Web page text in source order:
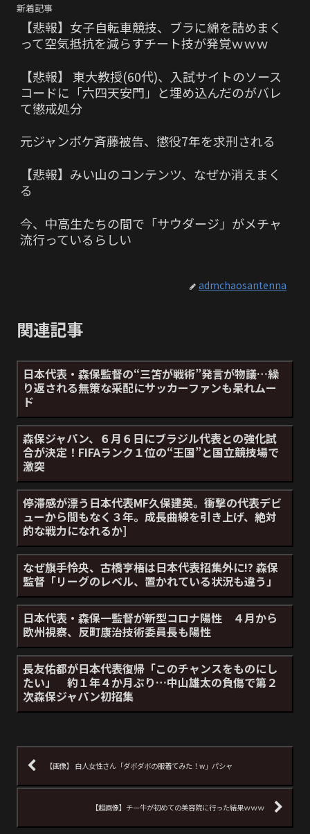
新着記事
【悲報】女子自転車競技、ブラに綿を詰めまく
って空気抵抗を減らすチート技が発覚ｗｗｗ
【悲報】 東大教授(60代)、入試サイトのソース
コードに「六四天安門」と埋め込んだのがバレ
て懲戒処分
元ジャンポケ斉藤被告、懲役7年を求刑される
【悲報】みい山のコンテンツ、なぜか消えまく
る
今、中高生たちの間で「サウダージ」がメチャ
流行っているらしい
admchaosantenna
関連記事
日本代表・森保監督の“三笘が戦術”発言が物議…繰
り返される無策な采配にサッカーファンも呆れムー
ド
森保ジャパン、６月６日にブラジル代表との強化試
合が決定！FIFAランク１位の“王国”と国立競技場で
激突
停滞感が漂う日本代表MF久保建英。衝撃の代表デビ
ューから間もなく３年。成長曲線を引き上げ、絶対
的な戦力になれるか]
なぜ旗手怜央、古橋亨梧は日本代表招集外に!? 森保
監督「リーグのレベル、置かれている状況も違う」
日本代表・森保一監督が新型コロナ陽性 ４月から
欧州視察、反町康治技術委員長も陽性
長友佑都が日本代表復帰「このチャンスをものにし
たい」 約１年４か月ぶり…中山雄太の負傷で第２
次森保ジャパン初招集
【画像】 白人女性さん「ダボダボの服着てみた！w」パシャ
【超画像】チー牛が初めての美容院に行った結果ｗｗｗ